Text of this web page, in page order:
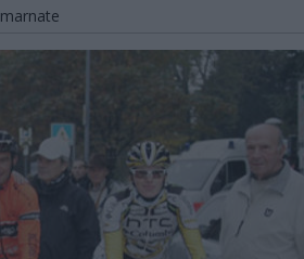
marnate